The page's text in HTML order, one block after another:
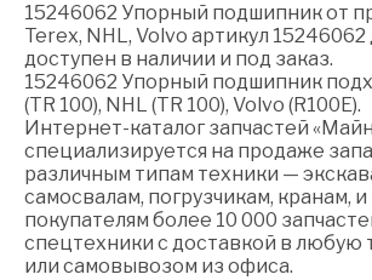
15246062 Упорный подшипник от
Terex, NHL, Volvo артикул 15246062
доступен в наличии и под заказ.
15246062 Упорный подшипник
(TR 100), NHL (TR 100), Volvo (R100E).
Интернет-каталог запчастей
специализируется на продаже
различным типам техники —
самосвалам, погрузчикам, кранам,
покупателям более 10 000
спецтехники с доставкой в любую
или самовывозом из офиса.